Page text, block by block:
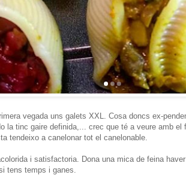
vegada uns galets XXL. Cosa doncs ex-
la tinc gaire definida,... crec que té a veure amb
tendeixo a canelonar tot el canelonable.
i satisfactoria. Dona una mica de feina
tens temps i ganes.